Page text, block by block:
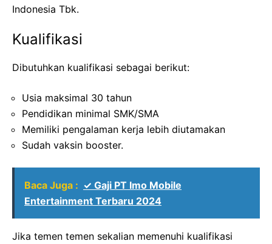
Indonesia Tbk.
Kualifikasi
Dibutuhkan kualifikasi sebagai berikut:
Usia maksimal 30 tahun
Pendidikan minimal SMK/SMA
Memiliki pengalaman kerja lebih diutamakan
Sudah vaksin booster.
Baca Juga : ✓ Gaji PT Imo Mobile
Entertainment Terbaru 2024
Jika temen temen sekalian memenuhi kualifikasi